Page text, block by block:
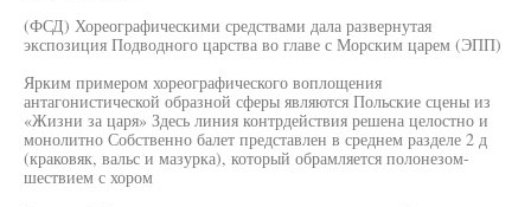
(ФСД) Хореографическими средствами дала развернутая
экспозиция Подводного царства во главе с Морским царем (ЭПП)
Ярким примером хореографического воплощения
антагонистической образной сферы являются Польские сцены из
«Жизни за царя» Здесь линия контрдействия решена целостно и
монолитно Собственно балет представлен в среднем разделе 2 д
(краковяк, вальс и мазурка), который обрамляется полонезом-
шествием с хором